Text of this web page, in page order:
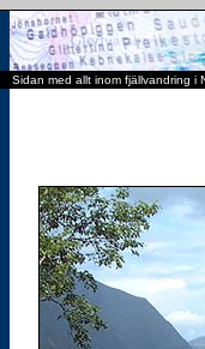
Sidan med allt inom fjällvandring i